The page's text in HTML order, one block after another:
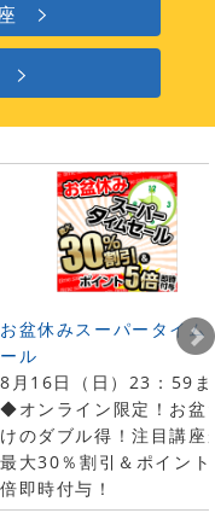
お盆休みスーパータイム
ール
8月16日（日）23：59
◆オンライン限定！お盆
けのダブル得！注目講座
最大30％割引＆ポイン
倍即時付与！